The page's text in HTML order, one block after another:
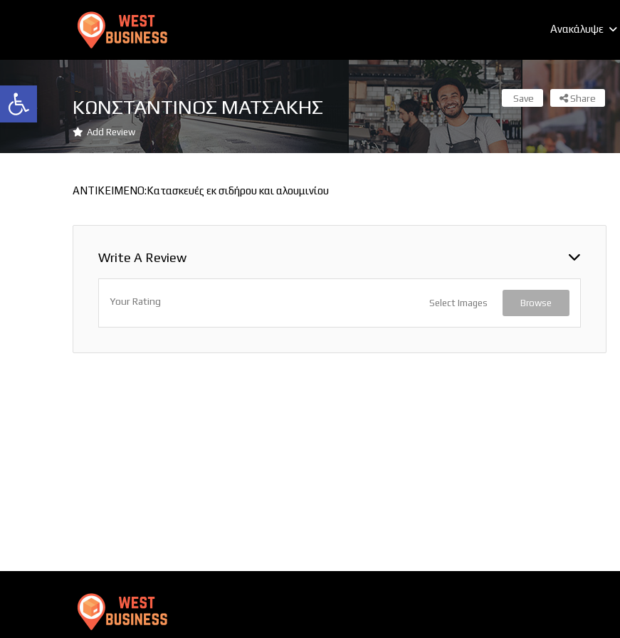
Ανοίξτε τη γραμμή εργαλείων
Ανακάλυψε
ΚΩΝΣΤΑΝΤΙΝΟΣ ΜΑΤΣΑΚΗΣ
Add Review
Share
Save
ΑΝΤΙΚΕΙΜΕΝΟ:Κατασκευές εκ σιδήρου και αλουμινίου
Write A Review
Your Rating Select Images Browse